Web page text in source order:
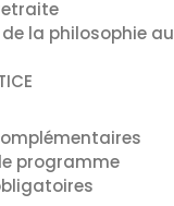
la philosophie au
programme